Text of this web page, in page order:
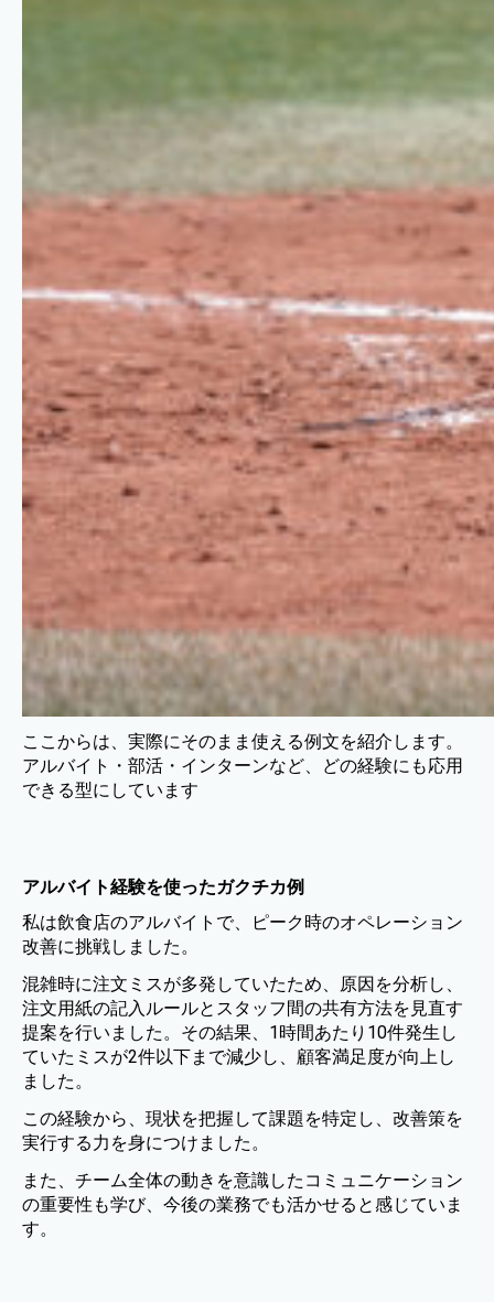
ここからは、実際にそのまま使える例文を紹介します。
アルバイト・部活・インターンなど、どの経験にも応用
できる型にしています
アルバイト経験を使ったガクチカ例
私は飲食店のアルバイトで、ピーク時のオペレーション
改善に挑戦しました。
混雑時に注文ミスが多発していたため、原因を分析し、
注文用紙の記入ルールとスタッフ間の共有方法を見直す
提案を行いました。その結果、1時間あたり10件発生し
ていたミスが2件以下まで減少し、顧客満足度が向上し
ました。
この経験から、現状を把握して課題を特定し、改善策を
実行する力を身につけました。
また、チーム全体の動きを意識したコミュニケーション
の重要性も学び、今後の業務でも活かせると感じていま
す。